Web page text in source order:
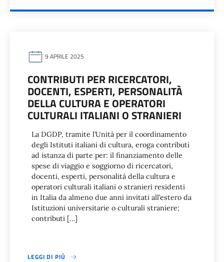
9 APRILE 2025
CONTRIBUTI PER RICERCATORI,
DOCENTI, ESPERTI, PERSONALITÀ
DELLA CULTURA E OPERATORI
CULTURALI ITALIANI O STRANIERI
La DGDP, tramite l’Unità per il coordinamento
degli Istituti italiani di cultura, eroga contributi
ad istanza di parte per: il finanziamento delle
spese di viaggio e soggiorno di ricercatori,
docenti, esperti, personalità della cultura e
operatori culturali italiani o stranieri residenti
in Italia da almeno due anni invitati all’estero da
Istituzioni universitarie o culturali straniere;
contributi […]
LEGGI DI PIÙ